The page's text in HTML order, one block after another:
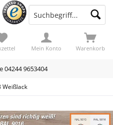
04244 9653404
Warenkorb
Mein Konto
Weißlack